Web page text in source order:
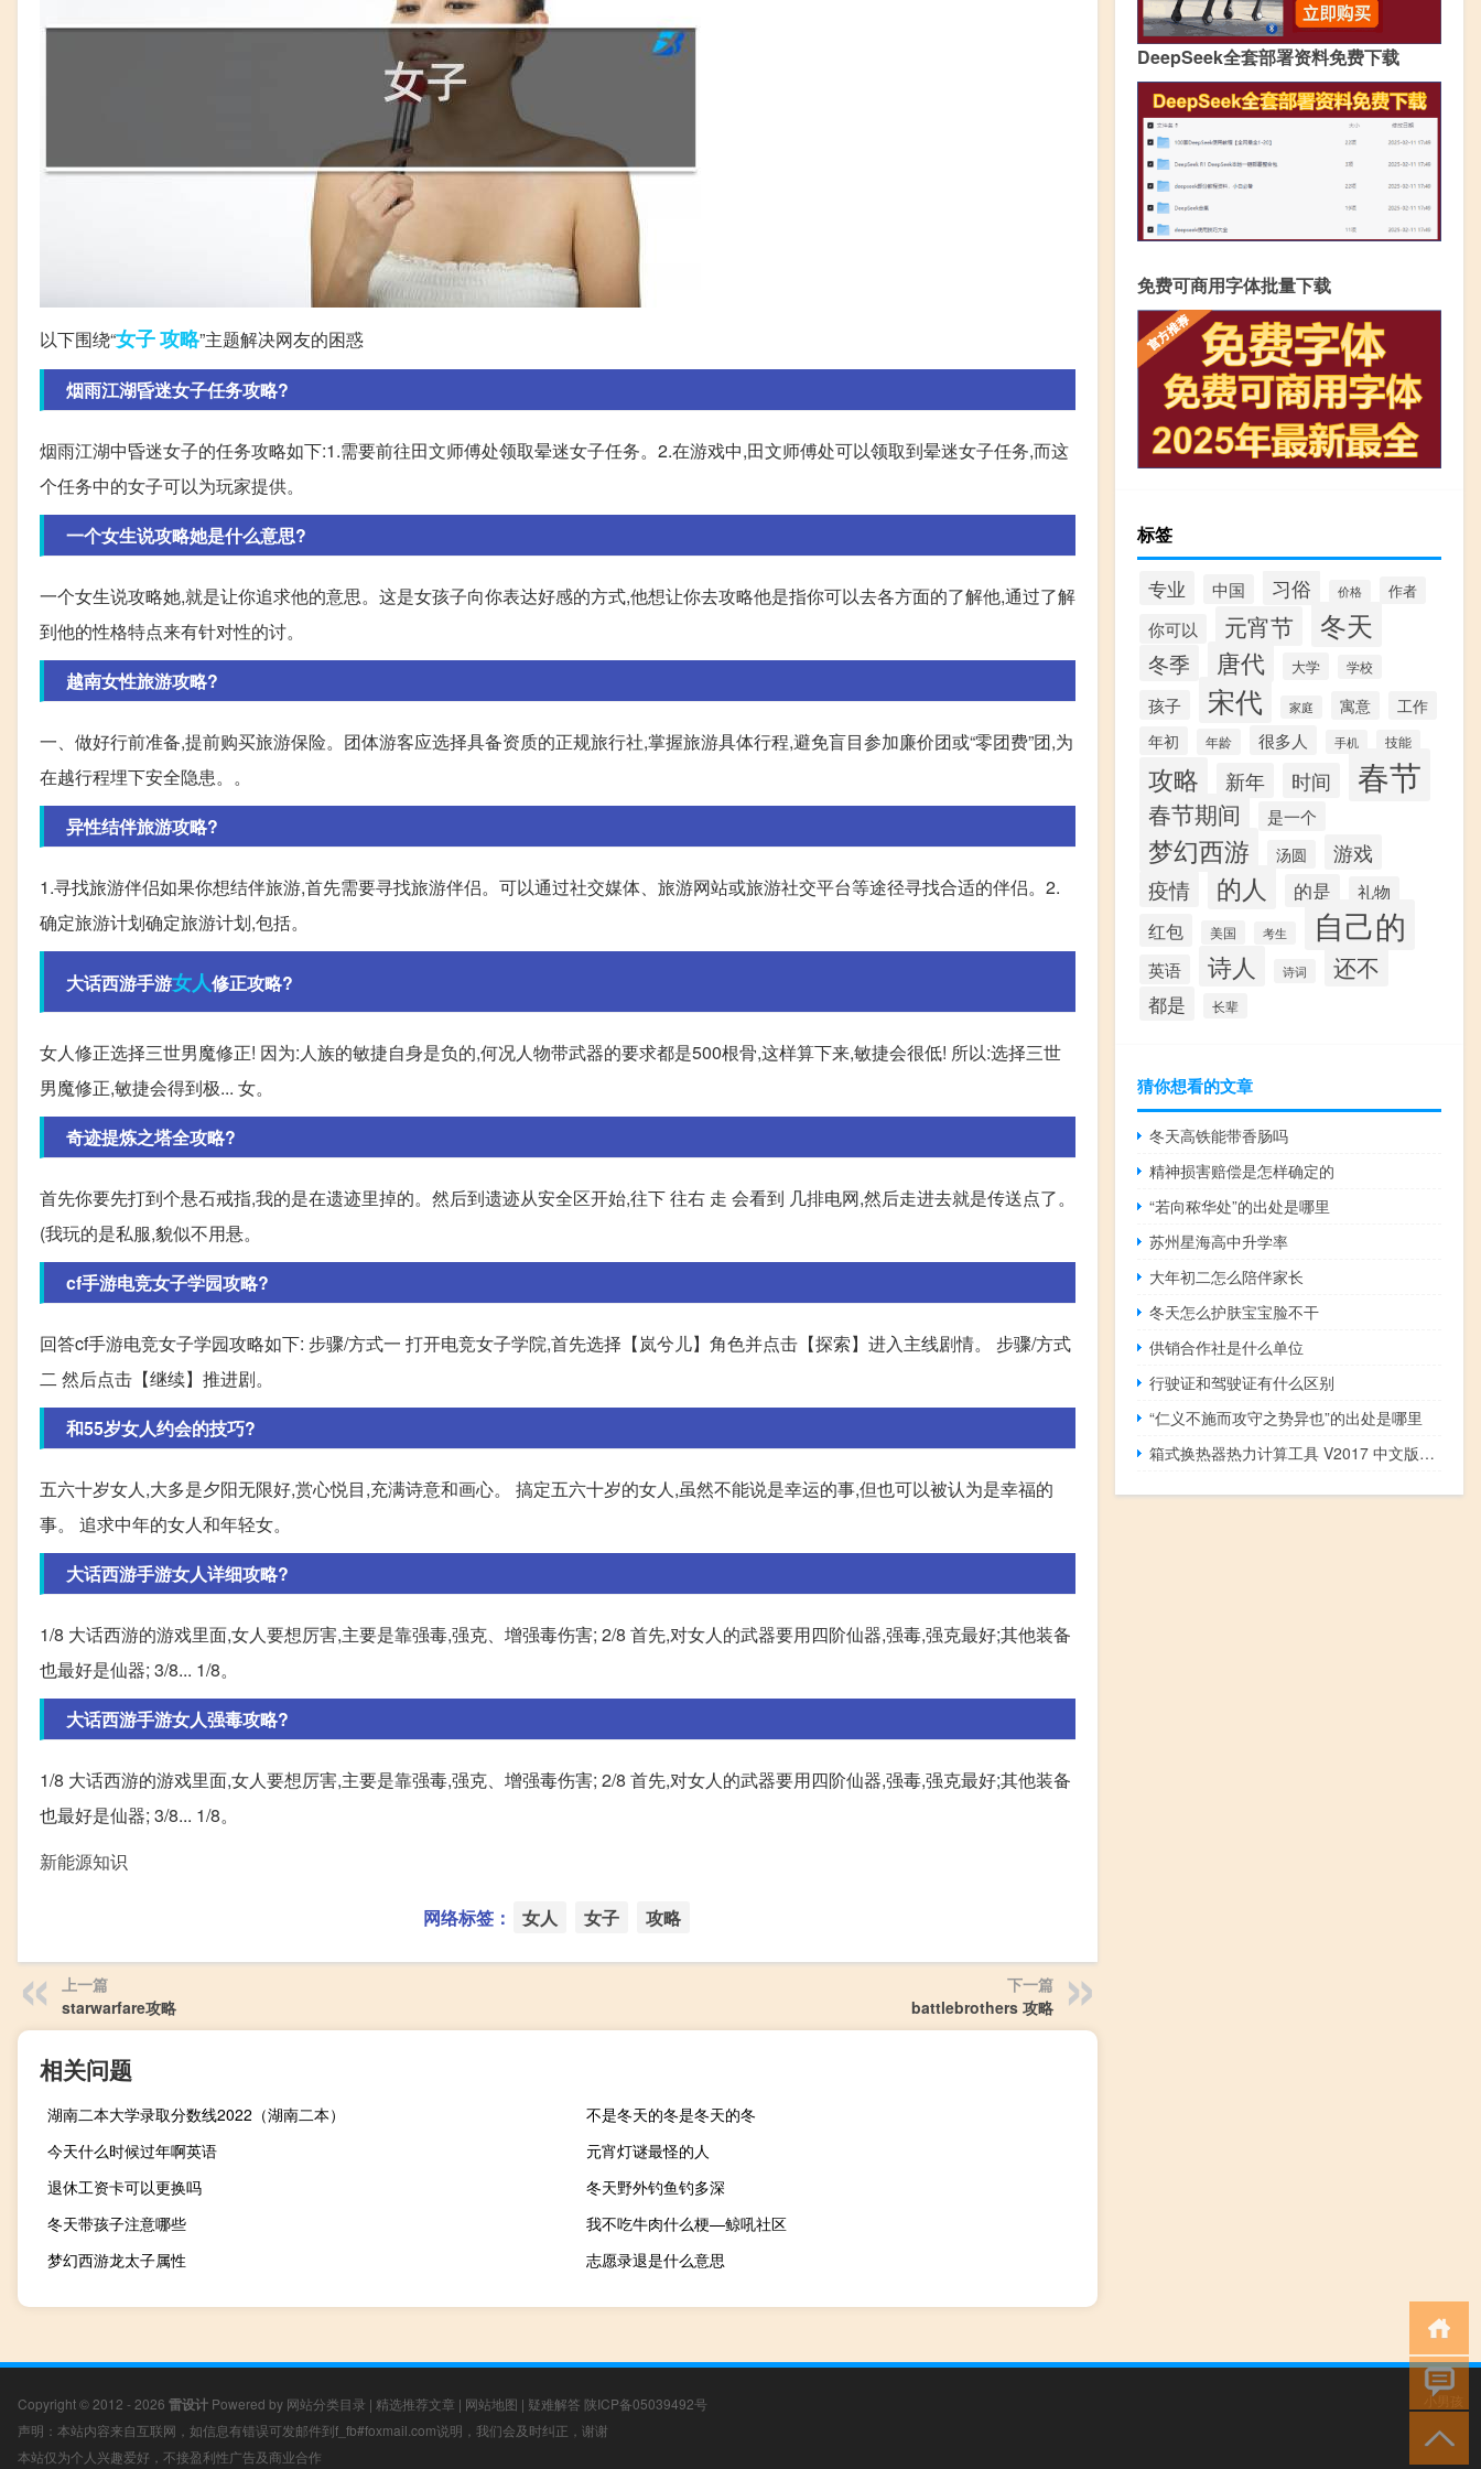
以下围绕“女子攻略”主题解决网友的困惑
烟雨江湖昏迷女子任务攻略?
烟雨江湖中昏迷女子的任务攻略如下:1.需要前往田文师傅处领取晕迷女子任务。2.在游戏中,田文师傅处可以领取到晕迷女子任务,而这
个任务中的女子可以为玩家提供。
一个女生说攻略她是什么意思?
一个女生说攻略她,就是让你追求他的意思。这是女孩子向你表达好感的方式,他想让你去攻略他是指你可以去各方面的了解他,通过了解
到他的性格特点来有针对性的讨。
越南女性旅游攻略?
一、做好行前准备,提前购买旅游保险。团体游客应选择具备资质的正规旅行社,掌握旅游具体行程,避免盲目参加廉价团或“零团费”团,为
在越行程埋下安全隐患。。
异性结伴旅游攻略?
1.寻找旅游伴侣如果你想结伴旅游,首先需要寻找旅游伴侣。可以通过社交媒体、旅游网站或旅游社交平台等途径寻找合适的伴侣。2.
确定旅游计划确定旅游计划,包括。
大话西游手游女人修正攻略?
女人修正选择三世男魔修正! 因为:人族的敏捷自身是负的,何况人物带武器的要求都是500根骨,这样算下来,敏捷会很低! 所以:选择三世
男魔修正,敏捷会得到极... 女。
奇迹提炼之塔全攻略?
首先你要先打到个悬石戒指,我的是在遗迹里掉的。然后到遗迹从安全区开始,往下 往右 走 会看到 几排电网,然后走进去就是传送点了。
(我玩的是私服,貌似不用悬。
cf手游电竞女子学园攻略?
回答cf手游电竞女子学园攻略如下: 步骤/方式一 打开电竞女子学院,首先选择【岚兮儿】角色并点击【探索】进入主线剧情。 步骤/方式
二 然后点击【继续】推进剧。
和55岁女人约会的技巧?
五六十岁女人,大多是夕阳无限好,赏心悦目,充满诗意和画心。 搞定五六十岁的女人,虽然不能说是幸运的事,但也可以被认为是幸福的
事。 追求中年的女人和年轻女。
大话西游手游女人详细攻略?
1/8 大话西游的游戏里面,女人要想厉害,主要是靠强毒,强克、增强毒伤害; 2/8 首先,对女人的武器要用四阶仙器,强毒,强克最好;其他装备
也最好是仙器; 3/8... 1/8。
大话西游手游女人强毒攻略?
1/8 大话西游的游戏里面,女人要想厉害,主要是靠强毒,强克、增强毒伤害; 2/8 首先,对女人的武器要用四阶仙器,强毒,强克最好;其他装备
也最好是仙器; 3/8... 1/8。
新能源知识
网络标签： 女人 女子 攻略
上一篇
starwarfare攻略
下一篇
battlebrothers 攻略
相关问题
湖南二本大学录取分数线2022（湖南二本）
不是冬天的冬是冬天的冬
今天什么时候过年啊英语
元宵灯谜最怪的人
退休工资卡可以更换吗
冬天野外钓鱼钓多深
冬天带孩子注意哪些
我不吃牛肉什么梗—鲸吼社区
梦幻西游龙太子属性
志愿录退是什么意思
DeepSeek全套部署资料免费下载
免费可商用字体批量下载
标签
专业 中国 习俗 价格 作者
你可以 元宵节 冬天
冬季 唐代 大学 学校
孩子 宋代 家庭 寓意
工作
年初
年龄 很多人 手机 技能
攻略 新年 时间 春节
春节期间 是一个
梦幻西游 汤圆 游戏
疫情 的人 的是 礼物
红包 美国 考生 自己的
英语 诗人 诗词 还不
都是 长辈
猜你想看的文章
冬天高铁能带香肠吗
精神损害赔偿是怎样确定的
“若向秾华处”的出处是哪里
苏州星海高中升学率
大年初二怎么陪伴家长
冬天怎么护肤宝宝脸不干
供销合作社是什么单位
行驶证和驾驶证有什么区别
“仁义不施而攻守之势异也”的出处是哪里
箱式换热器热力计算工具 V2017 中文版（箱式换热器热力计算工具 V2017 中文版功能简介）
Copyright © 2012 - 2026 雷设计 Powered by 网站分类目录 | 精选推荐文章 | 网站地图 | 疑难解答 陕ICP备05039492号
声明：本站内容来自互联网，如信息有错误可发邮件到f_fb#foxmail.com说明，我们会及时纠正，谢谢
本站仅为个人兴趣爱好，不接盈利性广告及商业合作
小男孩